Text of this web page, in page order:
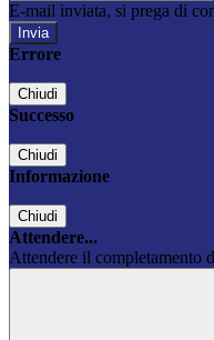
E-mail inviata, si prega di
Errore
Chiudi
Successo
Chiudi
Informazione
Chiudi
Attendere...
Attendere il completamento